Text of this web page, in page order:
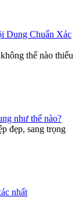
Dung Chuẩn Xác
thể nào thiếu
như thế nào?
đẹp, sang trọng
nhất